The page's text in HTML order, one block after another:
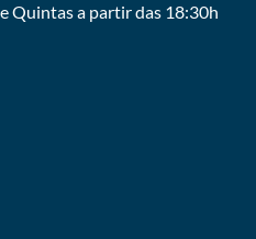
Quintas a partir das 18:30h